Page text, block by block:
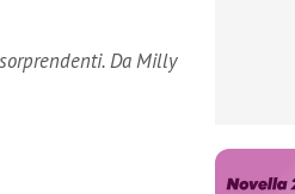
Da Milly